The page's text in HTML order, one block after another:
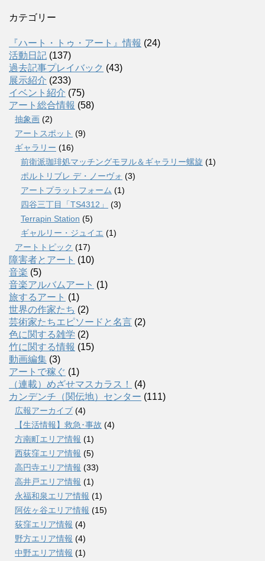
カテゴリー
『ハート・トゥ・アート』情報 (24)
活動日記 (137)
過去記事プレイバック (43)
展示紹介 (233)
イベント紹介 (75)
アート総合情報 (58)
抽象画 (2)
アートスポット (9)
ギャラリー (16)
前衛派珈琲処マッチングモヲル＆ギャラリー螺旋 (1)
ポルトリブレ デ・ノーヴォ (3)
アートプラットフォーム (1)
四谷三丁目「TS4312」
(3)
Terrapin Station (5)
ギャルリー・ジュイエ (1)
アートトピック (17)
障害者とアート (10)
音楽 (5)
音楽アルバムアート (1)
旅するアート (1)
世界の作家たち (2)
芸術家たちエピソードと名言 (2)
色に関する雑学 (2)
竹に関する情報 (15)
動画編集 (3)
アートで稼ぐ (1)
（連載）めざせマスカラス！
(4)
カンデンチ（関伝地）センター (111)
広報アーカイブ (4)
【生活情報】救急･事故 (4)
方南町エリア情報 (1)
西荻窪エリア情報 (5)
高円寺エリア情報 (33)
高井戸エリア情報 (1)
永福和泉エリア情報 (1)
阿佐ヶ谷エリア情報 (15)
荻窪エリア情報 (4)
野方エリア情報 (4)
中野エリア情報 (1)